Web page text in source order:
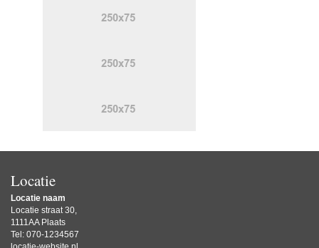
Locatie
Locatie naam
Locatie straat 30,
1111AA Plaats
Tel: 070-1234567